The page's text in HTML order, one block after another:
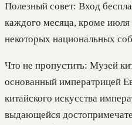
Полезный совет: Вход
каждого месяца, кроме июля
некоторых национальных
Что не пропустить: Музей
основанный императрицей
китайского искусства
выдающейся